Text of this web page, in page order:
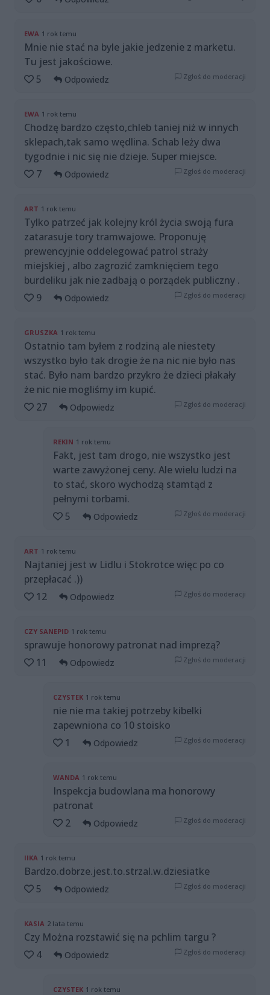
EWA 1 rok temu
Mnie nie stać na byle jakie jedzenie z marketu.
Tu jest jakościowe.
5
Odpowiedz Zgłoś do moderacji
EWA 1 rok temu
Chodzę bardzo często,chleb taniej niż w innych
sklepach,tak samo wędlina. Schab leży dwa
tygodnie i nic się nie dzieje. Super miejsce.
7
Odpowiedz Zgłoś do moderacji
ART 1 rok temu
Tylko patrzeć jak kolejny król życia swoją fura
zatarasuje tory tramwajowe. Proponuję
prewencyjnie oddelegować patrol straży
miejskiej , albo zagrozić zamknięciem tego
burdeliku jak nie zadbają o porządek publiczny .
9
Odpowiedz Zgłoś do moderacji
GRUSZKA 1 rok temu
Ostatnio tam byłem z rodziną ale niestety
wszystko było tak drogie że na nic nie było nas
stać. Było nam bardzo przykro że dzieci płakały
że nic nie mogliśmy im kupić.
27
Odpowiedz Zgłoś do moderacji
REKIN 1 rok temu
Fakt, jest tam drogo, nie wszystko jest
warte zawyżonej ceny. Ale wielu ludzi na
to stać, skoro wychodzą stamtąd z
pełnymi torbami.
5
Odpowiedz Zgłoś do moderacji
ART 1 rok temu
Najtaniej jest w Lidlu i Stokrotce więc po co
przepłacać .))
12
Odpowiedz Zgłoś do moderacji
CZY SANEPID 1 rok temu
sprawuje honorowy patronat nad imprezą?
11
Odpowiedz Zgłoś do moderacji
CZYSTEK 1 rok temu
nie nie ma takiej potrzeby kibelki
zapewniona co 10 stoisko
1
Odpowiedz Zgłoś do moderacji
WANDA 1 rok temu
Inspekcja budowlana ma honorowy
patronat
2
Odpowiedz Zgłoś do moderacji
IIKA 1 rok temu
Bardzo.dobrze.jest.to.strzal.w.dziesiatke
5
Odpowiedz Zgłoś do moderacji
KASIA 2 lata temu
Czy Można rozstawić się na pchlim targu ?
4
Odpowiedz Zgłoś do moderacji
CZYSTEK 1 rok temu